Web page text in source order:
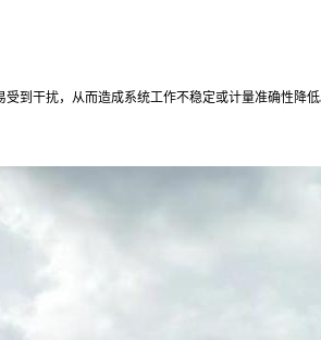
到干扰，从而造成系统工作不稳定或计量准确性降